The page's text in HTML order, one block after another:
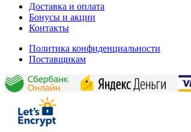
Доставка и оплата
Бонусы и акции
Контакты
Политика конфиденциальности
Поставщикам